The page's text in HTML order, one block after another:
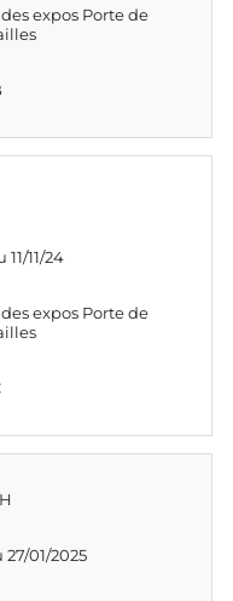
expos Porte de
11/11/24
expos Porte de
27/01/2025